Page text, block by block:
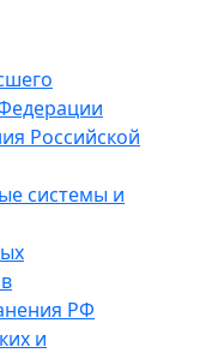
Российской
системы и
РФ
и